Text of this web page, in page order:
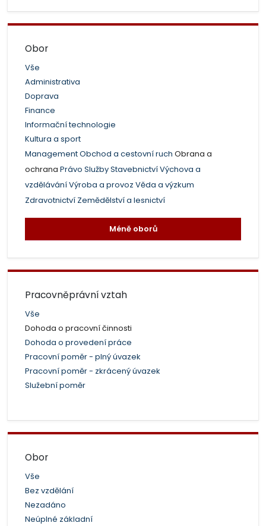
Obor
Vše
Administrativa
Doprava
Finance
Informační technologie
Kultura a sport
ManagementObchod a cestovní ruch Obrana a
ochrana Právo SlužbyStavebnictvíVýchova a
vzděláváníVýroba a provoz Věda a výzkum
Zdravotnictví Zemědělství a lesnictví
Méně oborů
Pracovněprávní vztah
Vše
Dohoda o pracovní činnosti
Dohoda o provedení práce
Pracovní poměr - plný úvazek
Pracovní poměr - zkrácený úvazek
Služební poměr
Obor
Vše
Bez vzdělání
Nezadáno
Neúplné základní